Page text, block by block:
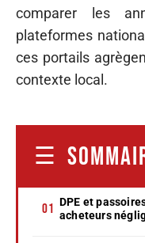
comparer les
plateformes
ces portails
contexte local.
DPE et
acheteurs